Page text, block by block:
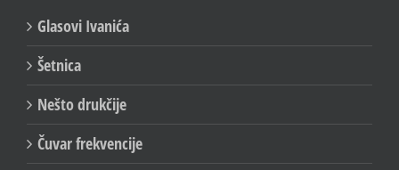
Glasovi Ivanića
Šetnica
Nešto drukčije
Čuvar frekvencije